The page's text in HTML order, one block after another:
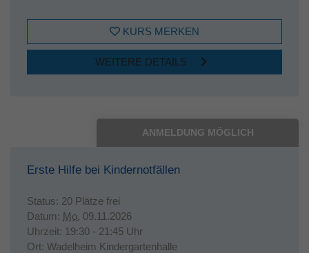
KURS MERKEN
WEITERE DETAILS
ANMELDUNG MÖGLICH
Erste Hilfe bei Kindernotfällen
Status: 20 Plätze frei
Datum: Mo. 09.11.2026
Uhrzeit: 19:30 - 21:45 Uhr
Ort: Wadelheim Kindergartenhalle